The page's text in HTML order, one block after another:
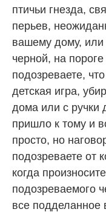
птичьи гнезда,
перьев,
вашему дому, или
черной, на
подозреваете,
детская игра,
дома или с ручки
пришло к тому и
просто, но
подозреваете от
когда
подозреваемого
все подделанное